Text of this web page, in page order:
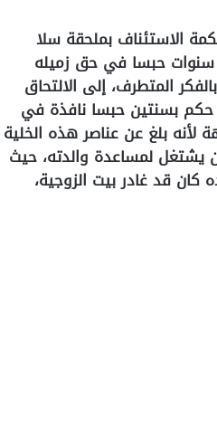
الاستئناف بملحقة سلا
حق طالب جامعي من مواليد 1997، وأربع سنوات حبسا في حق زميله
بالفكر المتطرف، إلى الالتحاق
حكم بسنتين حبسا نافذة في
بلغ عن عناصر هذه الخلية
يشتغل لمساعدة والدته، حيث
كان قد غادر بيت الزوجية،